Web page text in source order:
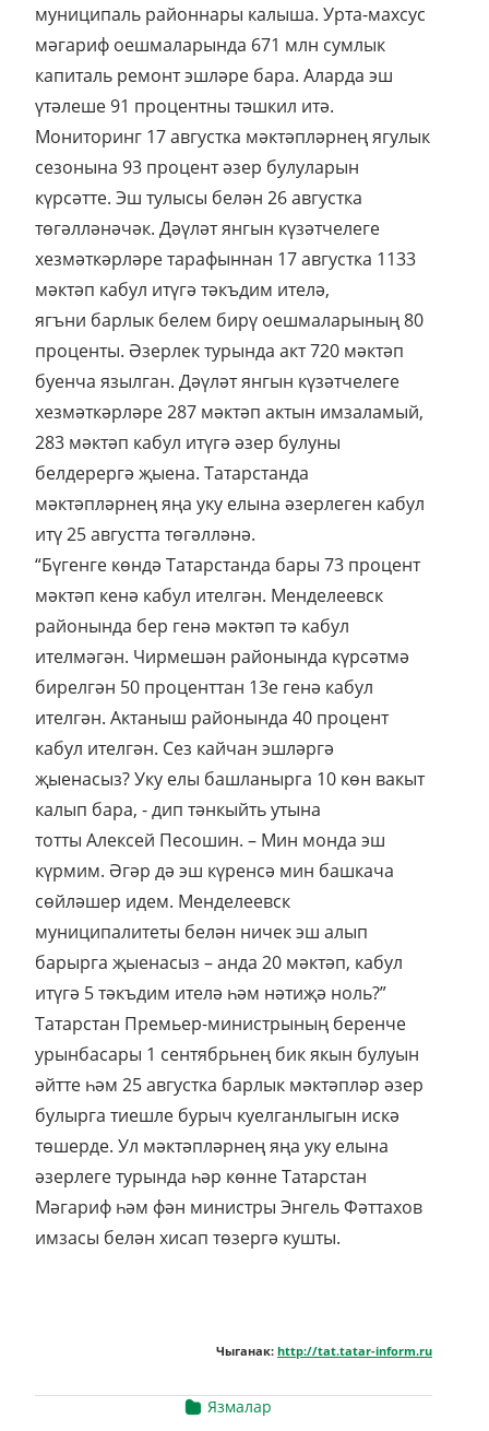
муниципаль районнары калыша. Урта-махсус
мәгариф оешмаларында 671 млн сумлык
капиталь ремонт эшләре бара. Аларда эш
үтәлеше 91 процентны тәшкил итә.
Мониторинг 17 августка мәктәпләрнең ягулык
сезонына 93 процент әзер булуларын
күрсәтте. Эш тулысы белән 26 августка
төгәлләнәчәк. Дәүләт янгын күзәтчелеге
хезмәткәрләре тарафыннан 17 августка 1133
мәктәп кабул итүгә тәкъдим ителә,
ягъни барлык белем бирү оешмаларының 80
проценты. Әзерлек турында акт 720 мәктәп
буенча язылган. Дәүләт янгын күзәтчелеге
хезмәткәрләре 287 мәктәп актын имзаламый,
283 мәктәп кабул итүгә әзер булуны
белдерергә җыена. Татарстанда
мәктәпләрнең яңа уку елына әзерлеген кабул
итү 25 августта төгәлләнә.
“Бүгенге көндә Татарстанда бары 73 процент
мәктәп кенә кабул ителгән. Менделеевск
районында бер генә мәктәп тә кабул
ителмәгән. Чирмешән районында күрсәтмә
бирелгән 50 проценттан 13е генә кабул
ителгән. Актаныш районында 40 процент
кабул ителгән. Сез кайчан эшләргә
җыенасыз? Уку елы башланырга 10 көн вакыт
калып бара, - дип тәнкыйть утына
тотты Алексей Песошин. – Мин монда эш
күрмим. Әгәр дә эш күренсә мин башкача
сөйләшер идем. Менделеевск
муниципалитеты белән ничек эш алып
барырга җыенасыз – анда 20 мәктәп, кабул
итүгә 5 тәкъдим ителә һәм нәтиҗә ноль?”
Татарстан Премьер-министрының беренче
урынбасары 1 сентябрьнең бик якын булуын
әйтте һәм 25 августка барлык мәктәпләр әзер
булырга тиешле бурыч куелганлыгын искә
төшерде. Ул мәктәпләрнең яңа уку елына
әзерлеге турында һәр көнне Татарстан
Мәгариф һәм фән министры Энгель Фәттахов
имзасы белән хисап төзергә кушты.
Чыганак: http://tat.tatar-inform.ru
Язмалар